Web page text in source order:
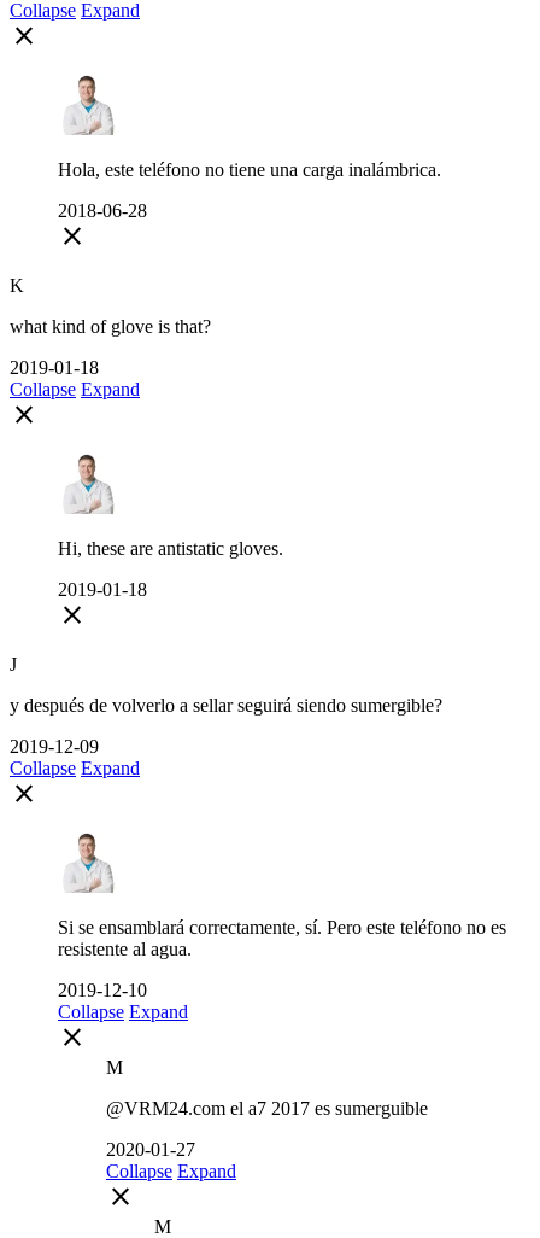
Collapse Expand
close
Hola, este teléfono no tiene una carga inalámbrica.
2018-06-28
close
K
what kind of glove is that?
2019-01-18
Collapse Expand
close
Hi, these are antistatic gloves.
2019-01-18
close
J
y después de volverlo a sellar seguirá siendo sumergible?
2019-12-09
Collapse Expand
close
Si se ensamblará correctamente, sí. Pero este teléfono no es
resistente al agua.
2019-12-10
Collapse Expand
close
M
@VRM24.com el a7 2017 es sumerguible
2020-01-27
Collapse Expand
close
M